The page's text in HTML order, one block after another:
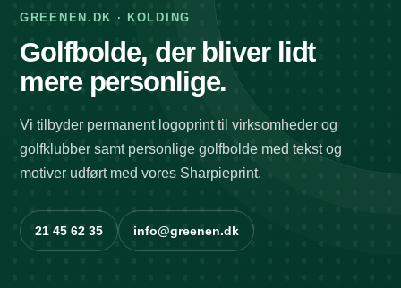
GREENEN.DK · KOLDING
Golfbolde, der bliver lidt
mere personlige.
Vi tilbyder permanent logoprint til virksomheder og
golfklubber samt personlige golfbolde med tekst og
motiver udført med vores Sharpieprint.
21 45 62 35 info@greenen.dk